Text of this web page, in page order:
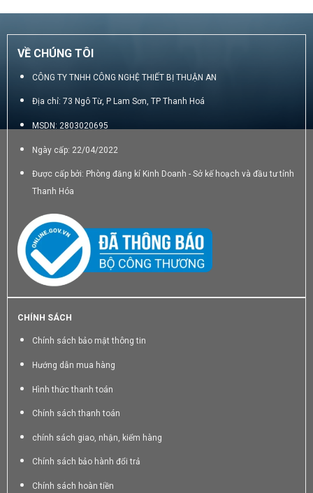
1.500.000₫.
VỀ CHÚNG TÔI
CÔNG TY TNHH CÔNG NGHỆ THIẾT BỊ THUẬN AN
Địa chỉ: 73 Ngô Từ, P Lam Sơn, TP Thanh Hoá
MSDN: 2803020695
Ngày cấp: 22/04/2022
Được cấp bởi: Phòng đăng kí Kinh Doanh - Sở kế hoạch và đầu tư tỉnh
Thanh Hóa
CHÍNH SÁCH
Chính sách bảo mật thông tin
Hướng dẫn mua hàng
Hình thức thanh toán
Chính sách thanh toán
chính sách giao, nhận, kiểm hàng
Chính sách bảo hành đổi trả
Chính sách hoàn tiền